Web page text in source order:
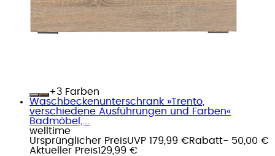
+
Farben
Waschbeckenunterschrank »Trento,
verschiedene Ausführungen und Farben«
Badmöbel,...
welltime
Ursprünglicher PreisUVP 179,99 €Rabatt- 50,00 €
Aktueller Preis129,99 €